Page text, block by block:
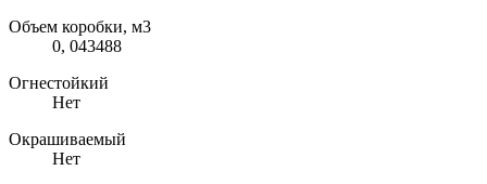
Объем коробки, м3
0, 043488
Огнестойкий
Нет
Окрашиваемый
Нет